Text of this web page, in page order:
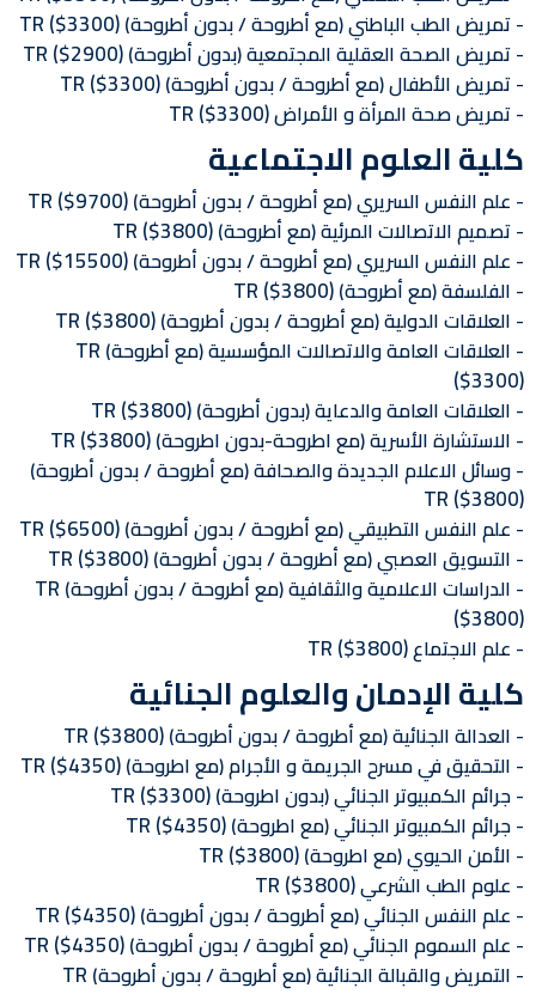
تمريض الطب الباطني (مع أطروحة / بدون أطروحة) TR($3300)
تمريض الصحة العقلية المجتمعية (بدون أطروحة) TR($2900)
تمريض الأطفال (مع أطروحة / بدون أطروحة) TR($3300)
تمريض صحة المرأة و الأمراض TR($3300)
كلية العلوم الاجتماعية
علم النفس السريري (مع أطروحة / بدون أطروحة) TR($9700)
تصميم الاتصالات المرئية (مع أطروحة) TR($3800)
علم النفس السريري (مع أطروحة / بدون أطروحة) TR($15500)
الفلسفة (مع أطروحة) TR($3800)
العلاقات الدولية (مع أطروحة / بدون أطروحة) TR($3800)
العلاقات العامة والاتصالات المؤسسية (مع أطروحة) TR
($3300)
العلاقات العامة والدعاية (بدون أطروحة) TR($3800)
الاستشارة الأسرية (مع اطروحة-بدون اطروحة) TR($3800)
وسائل الاعلام الجديدة والصحافة (مع أطروحة / بدون أطروحة)
TR($3800)
علم النفس التطبيقي (مع أطروحة / بدون أطروحة) TR($6500)
التسويق العصبي (مع أطروحة / بدون أطروحة) TR($3800)
الدراسات الاعلامية والثقافية (مع أطروحة / بدون أطروحة) TR
($3800)
علم الاجتماع TR($3800)
كلية الإدمان والعلوم الجنائية
العدالة الجنائية (مع أطروحة / بدون أطروحة) TR($3800)
التحقيق في مسرح الجريمة و الأجرام (مع اطروحة) TR($4350)
جرائم الكمبيوتر الجنائي (بدون اطروحة) TR($3300)
جرائم الكمبيوتر الجنائي (مع اطروحة) TR($4350)
الأمن الحيوي (مع اطروحة) TR($3800)
علوم الطب الشرعي TR($3800)
علم النفس الجنائي (مع أطروحة / بدون أطروحة) TR($4350)
علم السموم الجنائي (مع أطروحة / بدون أطروحة) TR($4350)
التمريض والقبالة الجنائية (مع أطروحة / بدون أطروحة) TR